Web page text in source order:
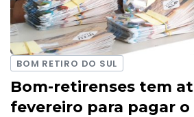
BOM RETIRO DO SUL
Bom-retirenses tem
fevereiro para pagar o